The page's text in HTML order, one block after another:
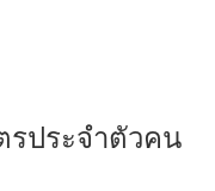
รประจำตัวคน